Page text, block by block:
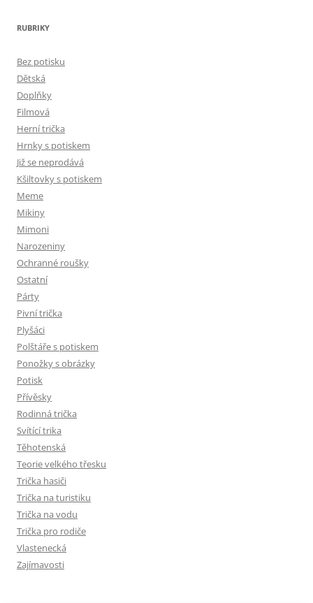
RUBRIKY
Bez potisku
Dětská
Doplňky
Filmová
Herní trička
Hrnky s potiskem
Již se neprodává
Kšiltovky s potiskem
Meme
Mikiny
Mimoni
Narozeniny
Ochranné roušky
Ostatní
Párty
Pivní trička
Plyšáci
Polštáře s potiskem
Ponožky s obrázky
Potisk
Přívěsky
Rodinná trička
Svítící trika
Těhotenská
Teorie velkého třesku
Trička hasiči
Trička na turistiku
Trička na vodu
Trička pro rodiče
Vlastenecká
Zajímavosti